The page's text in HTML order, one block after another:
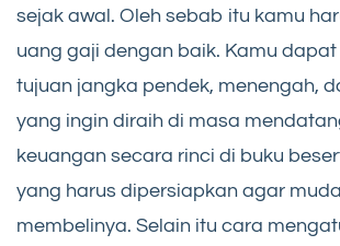
sejak awal. Oleh sebab itu kamu
uang gaji dengan baik. Kamu
tujuan jangka pendek, menengah,
yang ingin diraih di masa
keuangan secara rinci di buku
yang harus dipersiapkan agar
membelinya. Selain itu cara